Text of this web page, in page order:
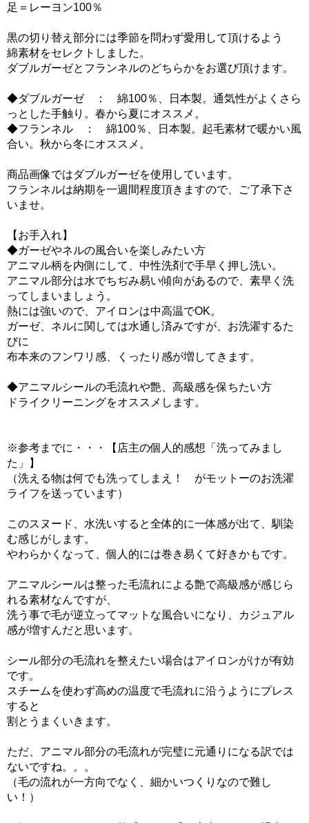
足＝レーヨン100％
黒の切り替え部分には季節を問わず愛用して頂けるよう
綿素材をセレクトしました。
ダブルガーゼとフランネルのどちらかをお選び頂けます。
◆ダブルガーゼ ： 綿100％、日本製。通気性がよくさら
っとした手触り。春から夏にオススメ。
◆フランネル ： 綿100％、日本製。起毛素材で暖かい風
合い。秋から冬にオススメ。
商品画像ではダブルガーゼを使用しています。
フランネルは納期を一週間程度頂きますので、ご了承下さ
いませ。
【お手入れ】
◆ガーゼやネルの風合いを楽しみたい方
アニマル柄を内側にして、中性洗剤で手早く押し洗い。
アニマル部分は水でちぢみ易い傾向があるので、素早く洗
ってしまいましょう。
熱には強いので、アイロンは中高温でOK。
ガーゼ、ネルに関しては水通し済みですが、お洗濯するた
びに
布本来のフンワリ感、くったり感が増してきます。
◆アニマルシールの毛流れや艶、高級感を保ちたい方
ドライクリーニングをオススメします。
※参考までに・・・【店主の個人的感想「洗ってみまし
た」】
（洗える物は何でも洗ってしまえ！ がモットーのお洗濯
ライフを送っています）
このスヌード、水洗いすると全体的に一体感が出て、馴染
む感じがします。
やわらかくなって、個人的には巻き易くて好きかもです。
アニマルシールは整った毛流れによる艶で高級感が感じら
れる素材なんですが、
洗う事で毛が逆立ってマットな風合いになり、カジュアル
感が増すんだと思います。
シール部分の毛流れを整えたい場合はアイロンがけが有効
です。
スチームを使わず高めの温度で毛流れに沿うようにプレス
すると
割とうまくいきます。
ただ、アニマル部分の毛流れが完璧に元通りになる訳では
ないですね。。。
（毛の流れが一方向でなく、細かいつくりなので難し
い！）